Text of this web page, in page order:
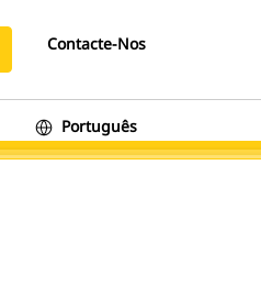
Contacte-Nos
Português